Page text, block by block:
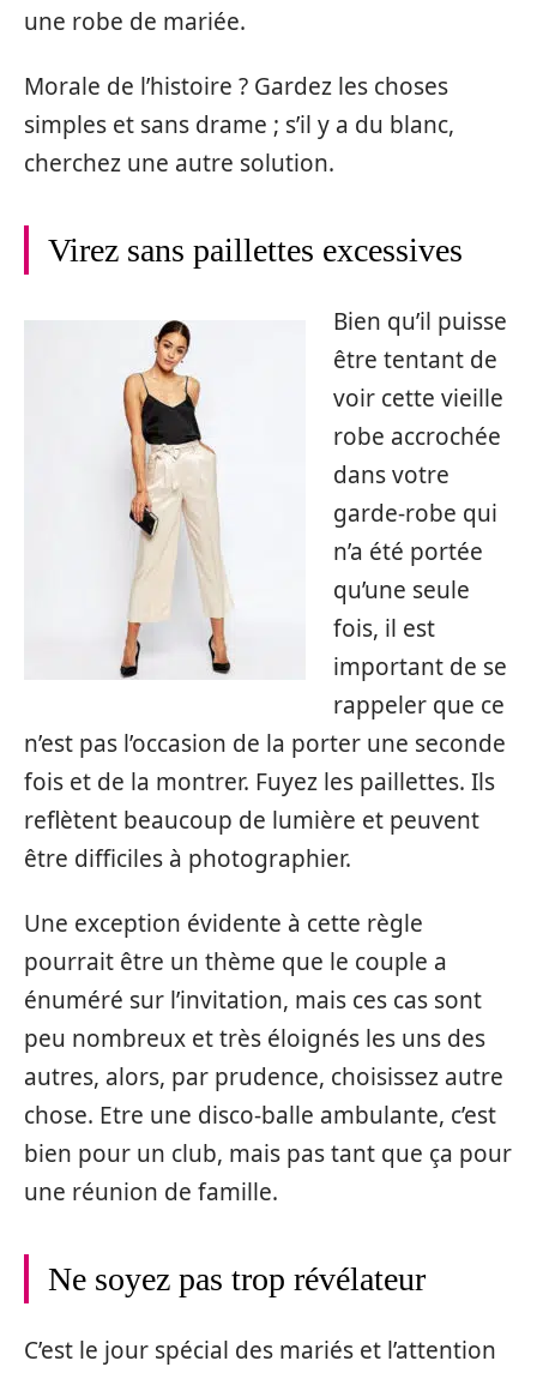
une robe de mariée.
Morale de l’histoire ? Gardez les choses
simples et sans drame ; s’il y a du blanc,
cherchez une autre solution.
Virez sans paillettes excessives
Bien qu’il puisse
être tentant de
voir cette vieille
robe accrochée
dans votre
garde-robe qui
n’a été portée
qu’une seule
fois, il est
important de se
rappeler que ce
n’est pas l’occasion de la porter une seconde
fois et de la montrer. Fuyez les paillettes. Ils
reflètent beaucoup de lumière et peuvent
être difficiles à photographier.
Une exception évidente à cette règle
pourrait être un thème que le couple a
énuméré sur l’invitation, mais ces cas sont
peu nombreux et très éloignés les uns des
autres, alors, par prudence, choisissez autre
chose. Etre une disco-balle ambulante, c’est
bien pour un club, mais pas tant que ça pour
une réunion de famille.
Ne soyez pas trop révélateur
C’est le jour spécial des mariés et l’attention